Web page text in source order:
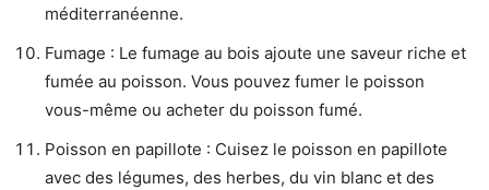
méditerranéenne.
Fumage : Le fumage au bois ajoute une saveur riche et
fumée au poisson. Vous pouvez fumer le poisson
vous-même ou acheter du poisson fumé.
Poisson en papillote : Cuisez le poisson en papillote
avec des légumes, des herbes, du vin blanc et des